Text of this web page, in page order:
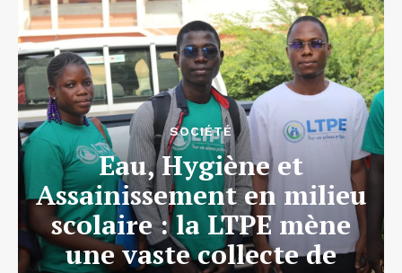
SOCIÉTÉ
Eau, Hygiène et
Assainissement en milieu
scolaire : la LTPE mène
une vaste collecte de